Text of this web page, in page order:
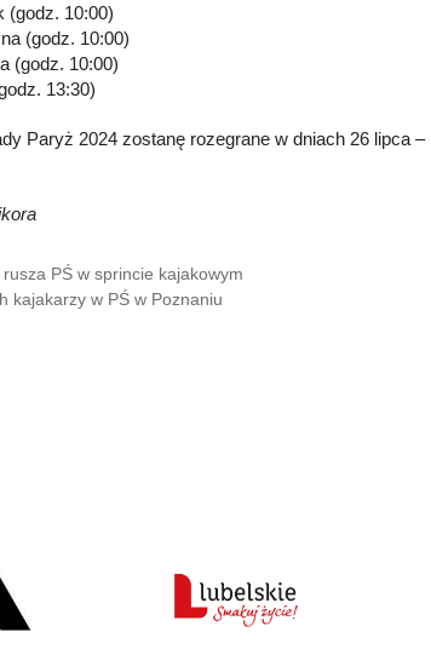
(godz. 10:00)
(godz. 10:00)
(godz. 10:00)
13:30)
Paryż 2024 zostanę rozegrane w dniach 26 lipca –
PŚ w sprincie kajakowym
kajakarzy w PŚ w Poznaniu